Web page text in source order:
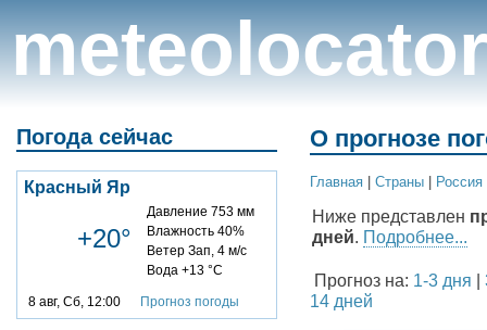
meteolocator
Погода сейчас
Красный Яр
+20°
Давление 753 мм
Влажность 40%
Ветер Зап, 4 м/с
Вода +13 °C
8 авг, Сб, 12:00 Прогноз погоды
О прогнозе
Главная | Cтраны | Россия
Ниже представлен
дней Подробнее...
Прогноз на: 1-3 дня |
14 дней